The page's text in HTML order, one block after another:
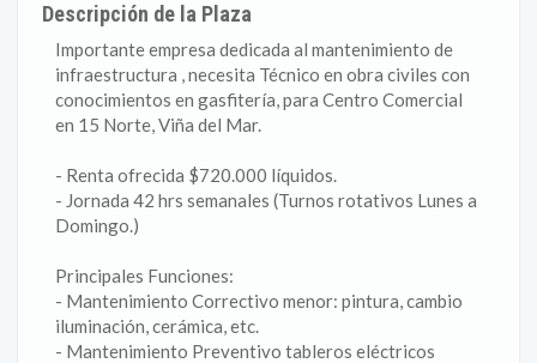
Descripción de la Plaza
Importante empresa dedicada al mantenimiento de
infraestructura , necesita Técnico en obra civiles con
conocimientos en gasfitería, para Centro Comercial
en 15 Norte, Viña del Mar.
- Renta ofrecida $720.000 líquidos.
- Jornada 42 hrs semanales (Turnos rotativos Lunes a
Domingo.)
Principales Funciones:
- Mantenimiento Correctivo menor: pintura, cambio
iluminación, cerámica, etc.
- Mantenimiento Preventivo tableros eléctricos